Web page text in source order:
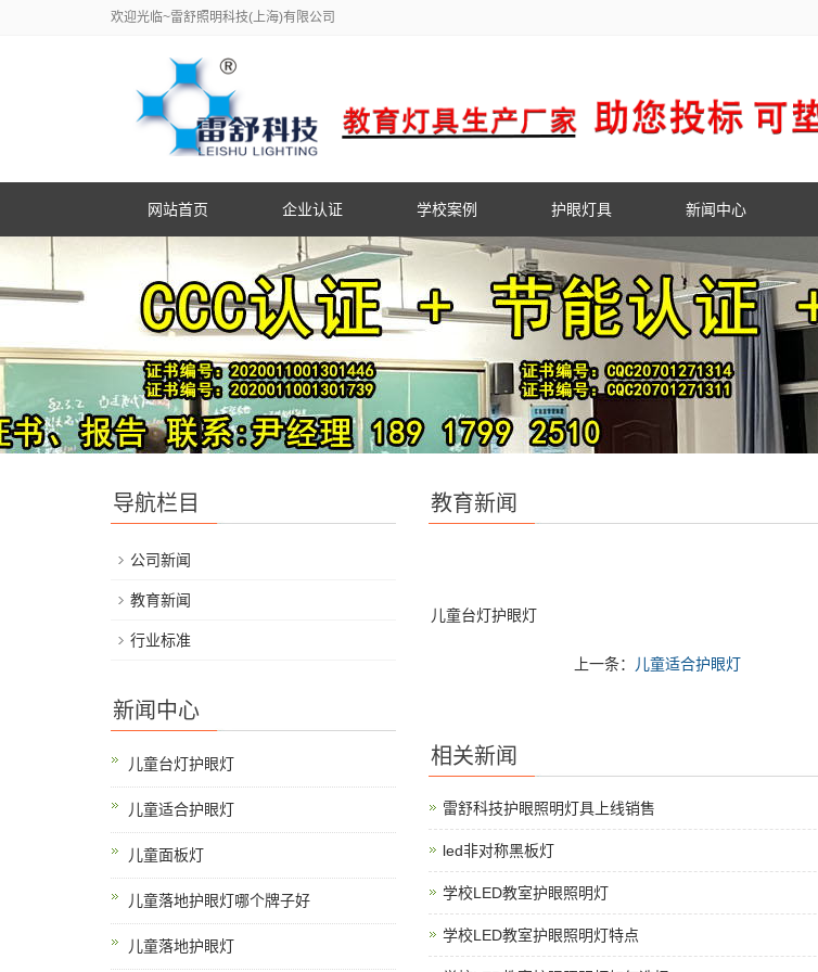
欢迎光临~雷舒照明科技(上海)有限公司
网站首页 企业认证 学校案例 护眼灯具 新闻中心
教育新闻
儿童台灯护眼灯
上一条： 儿童适合护眼灯
相关新闻
雷舒科技护眼照明灯具上线销售
led非对称黑板灯
学校LED教室护眼照明灯
学校LED教室护眼照明灯特点
导航栏目
公司新闻
教育新闻
行业标准
新闻中心
儿童台灯护眼灯
儿童适合护眼灯
儿童面板灯
儿童落地护眼灯哪个牌子好
儿童落地护眼灯